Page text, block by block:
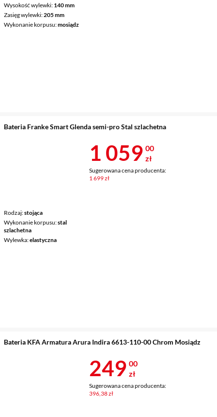
Wysokość wylewki 140 mm
Zasięg wylewki 205 mm
Wykonanie korpusu mosiądz
Bateria Franke Smart Glenda semi-pro Stal szlachetna
Rodzaj stojąca
Wykonanie korpusu stal
szlachetna
Wylewka elastyczna
Cena 1 059 zł
1 059 00
zł
Sugerowana cena producenta:
1 699 zł
Bateria KFA Armatura Arura Indira 6613-110-00 Chrom Mosiądz
Cena 249 zł
249 00
zł
Sugerowana cena producenta:
396,38 zł